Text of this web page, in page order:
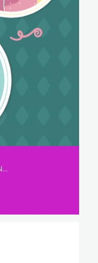
Secundaria, DALIA ALCALÁ OLALLA y MARINA ALONSO FERNÁNDEZ